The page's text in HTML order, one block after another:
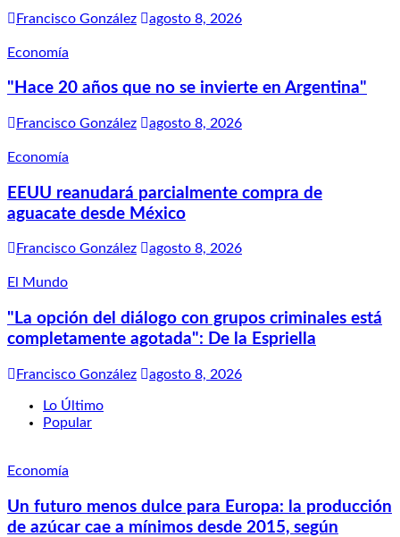
Francisco González agosto 8, 2026
Economía
"Hace 20 años que no se invierte en Argentina"
Francisco González agosto 8, 2026
Economía
EEUU reanudará parcialmente compra de
aguacate desde México
Francisco González agosto 8, 2026
El Mundo
"La opción del diálogo con grupos criminales está
completamente agotada": De la Espriella
Francisco González agosto 8, 2026
Lo Último
Popular
Economía
Un futuro menos dulce para Europa: la producción
de azúcar cae a mínimos desde 2015, según